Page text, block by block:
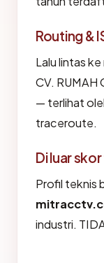
Routing &
Lalu lintas
CV. RUMAH
— terlihat
traceroute.
Di luar
Profil teknis
industri.